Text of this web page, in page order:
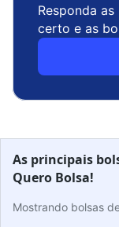
Responda
certo e as
As principais
Quero Bolsa!
Mostrando bolsas